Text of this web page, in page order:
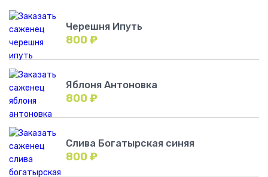
Черешня Ипуть
800₽
Яблоня Антоновка
800₽
Слива Богатырская синяя
800₽